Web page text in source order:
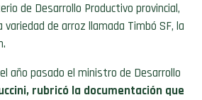
de Desarrollo Productivo provincial,
variedad de arroz llamada Timbó SF, la
año pasado el ministro de Desarrollo
rubricó la documentación que